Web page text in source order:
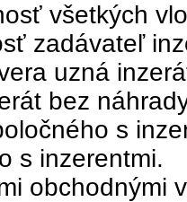
všetkých
zadávateľ
uzná
bez
s
s inzerentmi.
obchodnými